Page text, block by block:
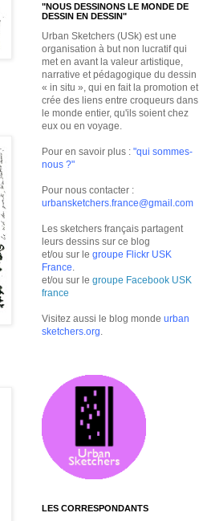
"NOUS DESSINONS LE MONDE DE
DESSIN EN DESSIN"
Urban Sketchers (USk) est une
organisation à but non lucratif qui
met en avant la valeur artistique,
narrative et pédagogique du dessin
« in situ », qui en fait la promotion et
crée des liens entre croqueurs dans
le monde entier, qu'ils soient chez
eux ou en voyage.
Pour en savoir plus : "qui sommes-
nous ?"
Pour nous contacter :
urbansketchers.france@gmail.com
Les sketchers français partagent
leurs dessins sur ce blog
et/ou sur le groupe Flickr USK
France
et/ou sur le groupe Facebook USK
france
Visitez aussi le blog monde urban
sketchers.org
LES CORRESPONDANTS